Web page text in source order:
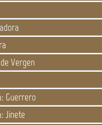
Vergen
Guerrero
Jinete